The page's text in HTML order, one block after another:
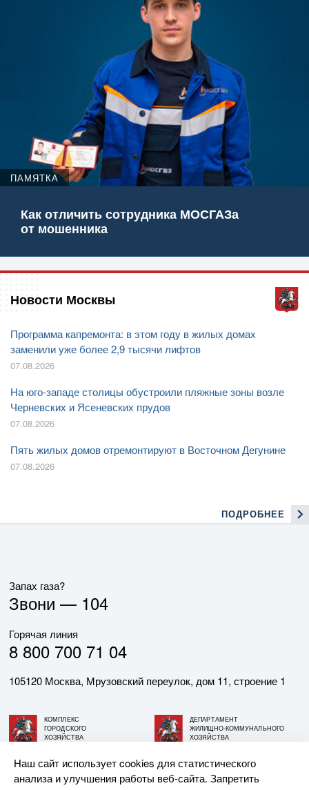
ПАМЯТКА
Как отличить сотрудника МОСГАЗа
от мошенника
Новости Москвы
Программа капремонта: в этом году в жилых домах
заменили уже более 2,9 тысячи лифтов
07.08.2026
На юго-западе столицы обустроили пляжные зоны возле
Черневских и Ясеневских прудов
07.08.2026
Пять жилых домов отремонтируют в Восточном Дегунине
07.08.2026
ПОДРОБНЕЕ
Запах газа?
Звони — 104
Горячая линия
8 800 700 71 04
105120 Москва, Мрузовский переулок, дом 11, строение 1
КОМПЛЕКС
ГОРОДСКОГО
ХОЗЯЙСТВА
ДЕПАРТАМЕНТ
ЖИЛИЩНО-КОММУНАЛЬНОГО
ХОЗЯЙСТВА
© АО «МОСГАЗ», 2026. При использовании материалов
Наш сайт использует cookies для статистического
анализа и улучшения работы веб-сайта. Запретить